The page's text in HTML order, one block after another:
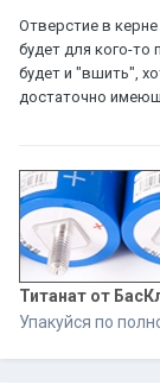
Отверстие в
будет для кого-то
будет и "вшить",
достаточно
Титанат от
Упакуйся по